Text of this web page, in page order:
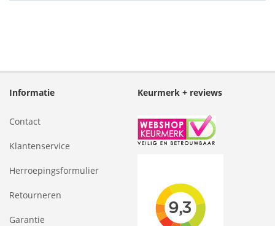
Informatie
Contact
Klantenservice
Herroepingsformulier
Retourneren
Garantie
Keurmerk + reviews